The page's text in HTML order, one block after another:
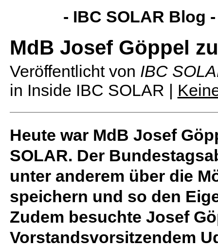
- IBC SOLAR Blog
MdB Josef Göppel
Veröffentlicht von IBC
in Inside IBC SOLAR |
Heute war MdB Josef
SOLAR. Der
unter anderem über die
speichern und so den
Zudem besuchte Josef
Vorstandsvorsitzendem